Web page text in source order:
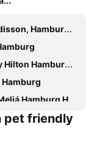
Hamburg-City
Hamburg City Centre
Hamburg
Hamburg Hafen
City
pet friendly